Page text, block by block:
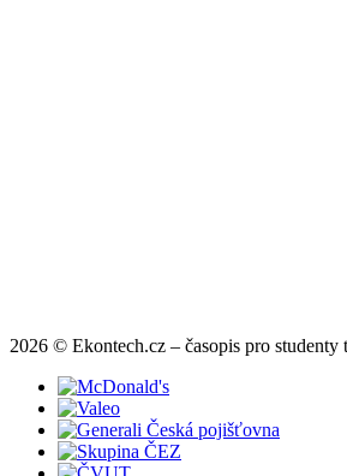
2026 © Ekontech.cz – časopis pro studenty